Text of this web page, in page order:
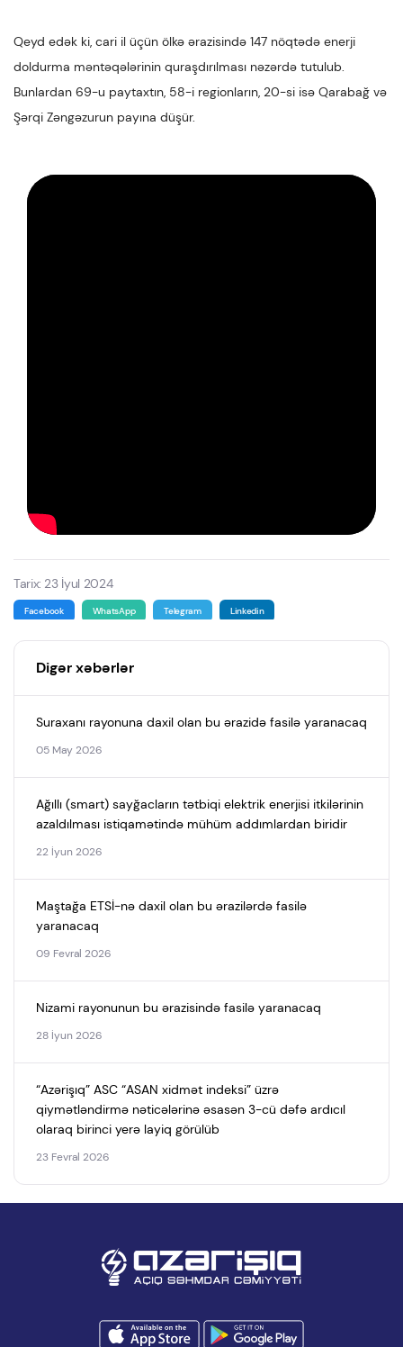
Qeyd edək ki, cari il üçün ölkə ərazisində 147 nöqtədə enerji
doldurma məntəqələrinin quraşdırılması nəzərdə tutulub.
Bunlardan 69-u paytaxtın, 58-i regionların, 20-si isə Qarabağ və
Şərqi Zəngəzurun payına düşür.
Tarix: 23 İyul 2024
Facebook WhatsApp Telegram Linkedin
Digər xəbərlər
Suraxanı rayonuna daxil olan bu ərazidə fasilə yaranacaq
05 May 2026
Ağıllı (smart) sayğacların tətbiqi elektrik enerjisi itkilərinin
azaldılması istiqamətində mühüm addımlardan biridir
22 İyun 2026
Maştağa ETSİ-nə daxil olan bu ərazilərdə fasilə
yaranacaq
09 Fevral 2026
Nizami rayonunun bu ərazisində fasilə yaranacaq
28 İyun 2026
“Azərişıq” ASC “ASAN xidmət indeksi” üzrə
qiymətləndirmə nəticələrinə əsasən 3-cü dəfə ardıcıl
olaraq birinci yerə layiq görülüb
23 Fevral 2026